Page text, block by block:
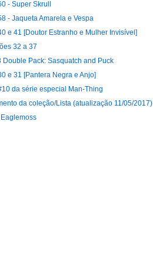
- Super Skrull
- Jaqueta Amarela e Vespa
e 41 [Doutor Estranho e Mulher Invisível]
32 a 37
Pack: Sasquatch and Puck
e 31 [Pantera Negra e Anjo]
da série especial Man-Thing
da coleção/Lista (atualização 11/05/2017)